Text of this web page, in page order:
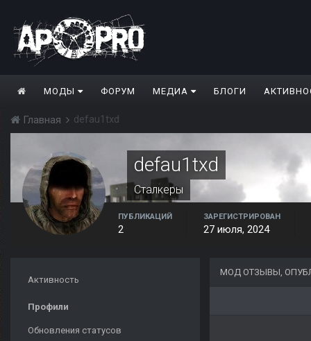
МОДЫ ФОРУМ МЕДИА БЛОГИ
Главная defau1txd
defau1txd
Сталкеры
ПУБЛИКАЦИЙ
2
ЗАРЕГИСТРИРОВАН
27 июля, 2024
Активность
Профили
Обновления статусов
МОД ОТЗЫВЫ,